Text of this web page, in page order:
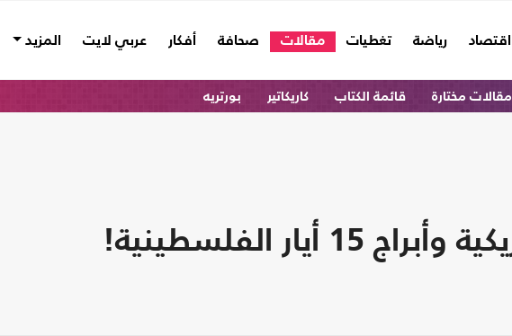
اقتصاد رياضة تغطيات مقالات صحافة أفكار عربي لايت المزيد
مقالات مختارة قائمة الكتاب كاريكاتير بورتريه